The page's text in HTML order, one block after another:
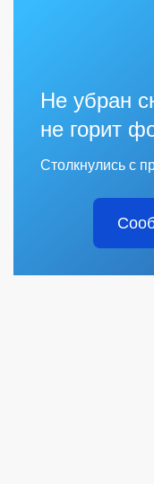
Не убран
не горит
Столкнулись с